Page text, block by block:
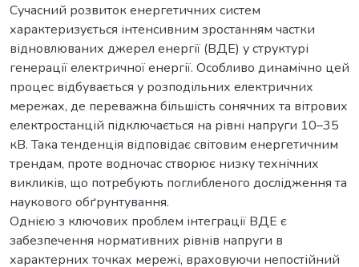
Сучасний розвиток енергетичних систем
характеризується інтенсивним зростанням частки
відновлюваних джерел енергії (ВДЕ) у структурі
генерації електричної енергії. Особливо динамічно цей
процес відбувається у розподільних електричних
мережах, де переважна більшість сонячних та вітрових
електростанцій підключається на рівні напруги 10–35
кВ. Така тенденція відповідає світовим енергетичним
трендам, проте водночас створює низку технічних
викликів, що потребують поглибленого дослідження та
наукового обґрунтування.
Однією з ключових проблем інтеграції ВДЕ є
забезпечення нормативних рівнів напруги в
характерних точках мережі, враховуючи непостійний